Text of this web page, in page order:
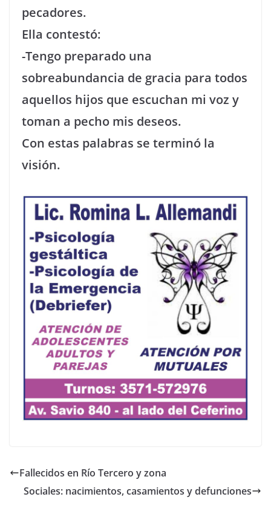
pecadores.
Ella contestó:
-Tengo preparado una
sobreabundancia de gracia para todos
aquellos hijos que escuchan mi voz y
toman a pecho mis deseos.
Con estas palabras se terminó la
visión.
Fallecidos en Río Tercero y zona
Sociales: nacimientos, casamientos y defunciones